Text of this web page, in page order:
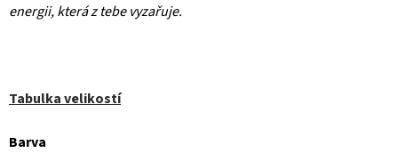
energii, která z tebe vyzařuje.
Tabulka velikostí
Barva